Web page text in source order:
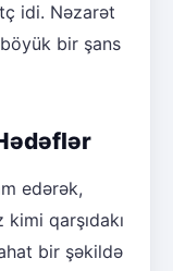
idi. Nəzarət
bir şans
edərək,
qarşıdakı
bir şəkildə